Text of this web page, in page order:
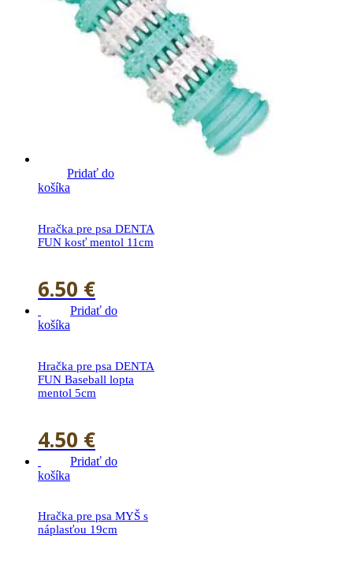
Pridať do
košíka
Hračka pre psa DENTA
FUN kosť mentol 11cm
6.50 €
Pridať do
košíka
Hračka pre psa DENTA
FUN Baseball lopta
mentol 5cm
4.50 €
Pridať do
košíka
Hračka pre psa MYŠ s
náplasťou 19cm